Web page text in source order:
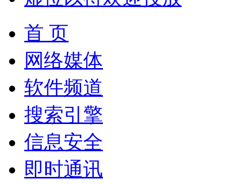
首 页
网络媒体
软件频道
搜索引擎
信息安全
即时通讯